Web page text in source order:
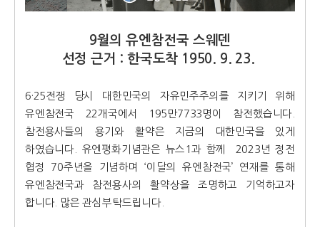
9월의 유엔참전국 스웨덴
선정 근거 : 한국도착 1950. 9. 23.
6·25전쟁 당시 대한민국의 자유민주주의를 지키기 위해
유엔참전국 22개국에서 195만7733명이 참전했습니다.
참전용사들의 용기와 활약은 지금의 대한민국을 있게
하였습니다. 유엔평화기념관은 뉴스1과 함께 2023년 정전
협정 70주년을 기념하며 ‘이달의 유엔참전국’ 연재를 통해
유엔참전국과 참전용사의 활약상을 조명하고 기억하고자
합니다. 많은 관심부탁드립니다.